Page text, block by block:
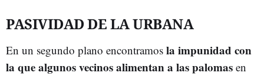
PASIVIDAD DE LA URBANA
En un segundo plano encontramos la impunidad con
la que algunos vecinos alimentan a las palomas en